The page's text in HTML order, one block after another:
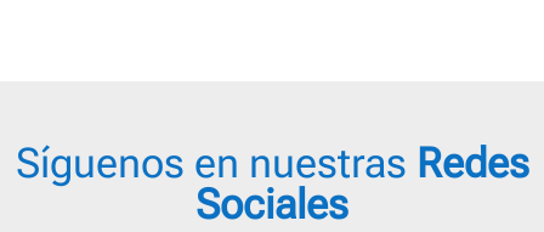
Síguenos en nuestras Redes
Sociales